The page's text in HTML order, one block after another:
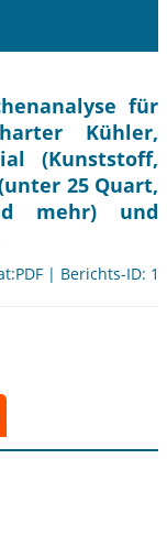
für
Kühler,
(Kunststoff,
25 Quart,
mehr) und
| Berichts-ID: